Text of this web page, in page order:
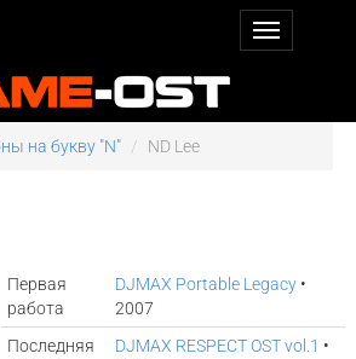
на букву "N" ND Lee
Первая
работа
DJMAX Portable Legacy •
2007
Последняя
DJMAX RESPECT OST vol.1 •